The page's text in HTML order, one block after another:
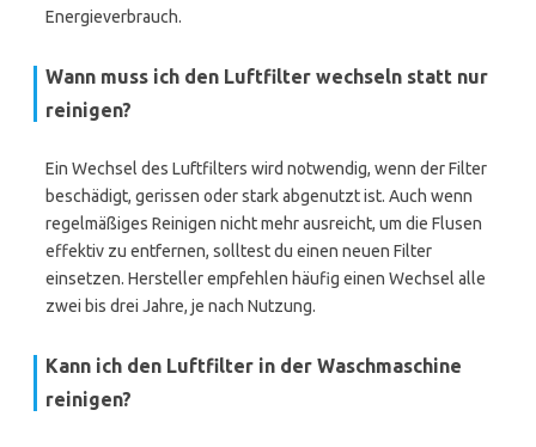
Energieverbrauch.
Wann muss ich den Luftfilter wechseln statt nur
reinigen?
Ein Wechsel des Luftfilters wird notwendig, wenn der Filter
beschädigt, gerissen oder stark abgenutzt ist. Auch wenn
regelmäßiges Reinigen nicht mehr ausreicht, um die Flusen
effektiv zu entfernen, solltest du einen neuen Filter
einsetzen. Hersteller empfehlen häufig einen Wechsel alle
zwei bis drei Jahre, je nach Nutzung.
Kann ich den Luftfilter in der Waschmaschine
reinigen?